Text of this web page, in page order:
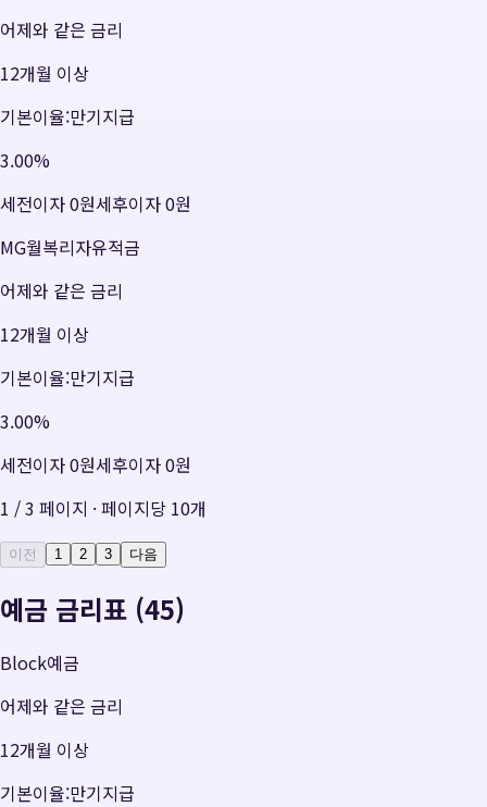
어제와 같은 금리
12개월 이상
기본이율:만기지급
3.00%
세전이자0원세후이자0원
MG월복리자유적금
어제와 같은 금리
12개월 이상
기본이율:만기지급
3.00%
세전이자0원세후이자0원
1 /3 페이지 · 페이지당 10개
이전 1 2 3 다음
예금 금리표 (45)
Block예금
어제와 같은 금리
12개월 이상
기본이율:만기지급